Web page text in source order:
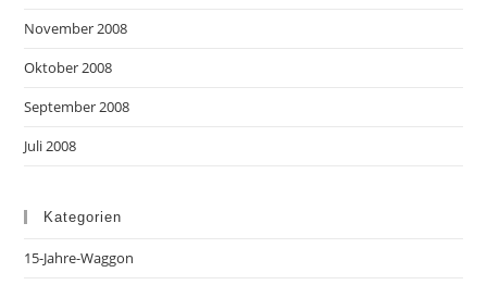
November 2008
Oktober 2008
September 2008
Juli 2008
Kategorien
15-Jahre-Waggon